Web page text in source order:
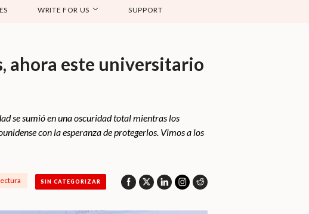
WRITE FOR US SUPPORT
ahora este universitario
se sumió en una oscuridad total mientras los
con la esperanza de protegerlos. Vimos a los
SIN CATEGORIZAR